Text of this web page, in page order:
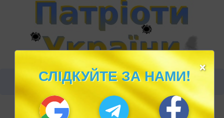
×
СЛІДКУЙТЕ ЗА НАМИ!